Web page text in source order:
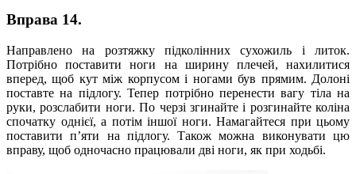
Вправа 14.
Направлено на розтяжку підколінних сухожиль і литок.
Потрібно поставити ноги на ширину плечей, нахилитися
вперед, щоб кут між корпусом і ногами був прямим. Долоні
поставте на підлогу. Тепер потрібно перенести вагу тіла на
руки, розслабити ноги. По черзі згинайте і розгинайте коліна
спочатку однієї, а потім іншої ноги. Намагайтеся при цьому
поставити п’яти на підлогу. Також можна виконувати цю
вправу, щоб одночасно працювали дві ноги, як при ходьбі.